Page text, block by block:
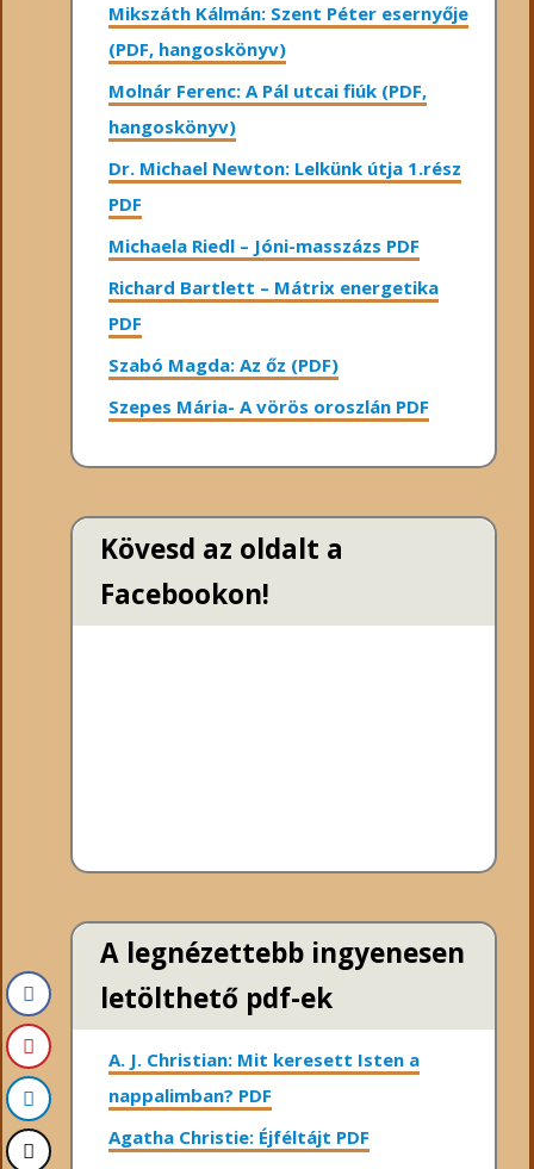
Mikszáth Kálmán: Szent Péter esernyője
(PDF, hangoskönyv)
Molnár Ferenc: A Pál utcai fiúk (PDF,
hangoskönyv)
Dr. Michael Newton: Lelkünk útja 1.rész
PDF
Michaela Riedl – Jóni-masszázs PDF
Richard Bartlett – Mátrix energetika
PDF
Szabó Magda: Az őz (PDF)
Szepes Mária- A vörös oroszlán PDF
Kövesd az oldalt a
Facebookon!
A legnézettebb ingyenesen
letölthető pdf-ek
A. J. Christian: Mit keresett Isten a
nappalimban? PDF
Agatha Christie: Éjféltájt PDF